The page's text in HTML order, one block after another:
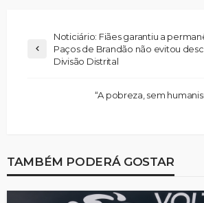
Noticiário: Fiães garantiu a
Paços de Brandão não evitou
Divisão Distrital
“A pobreza, sem
TAMBÉM PODERÁ GOSTAR